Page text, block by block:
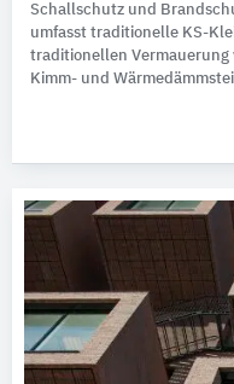
Schallschutz und
umfasst traditionelle KS-
traditionellen Vermauerung
Kimm- und